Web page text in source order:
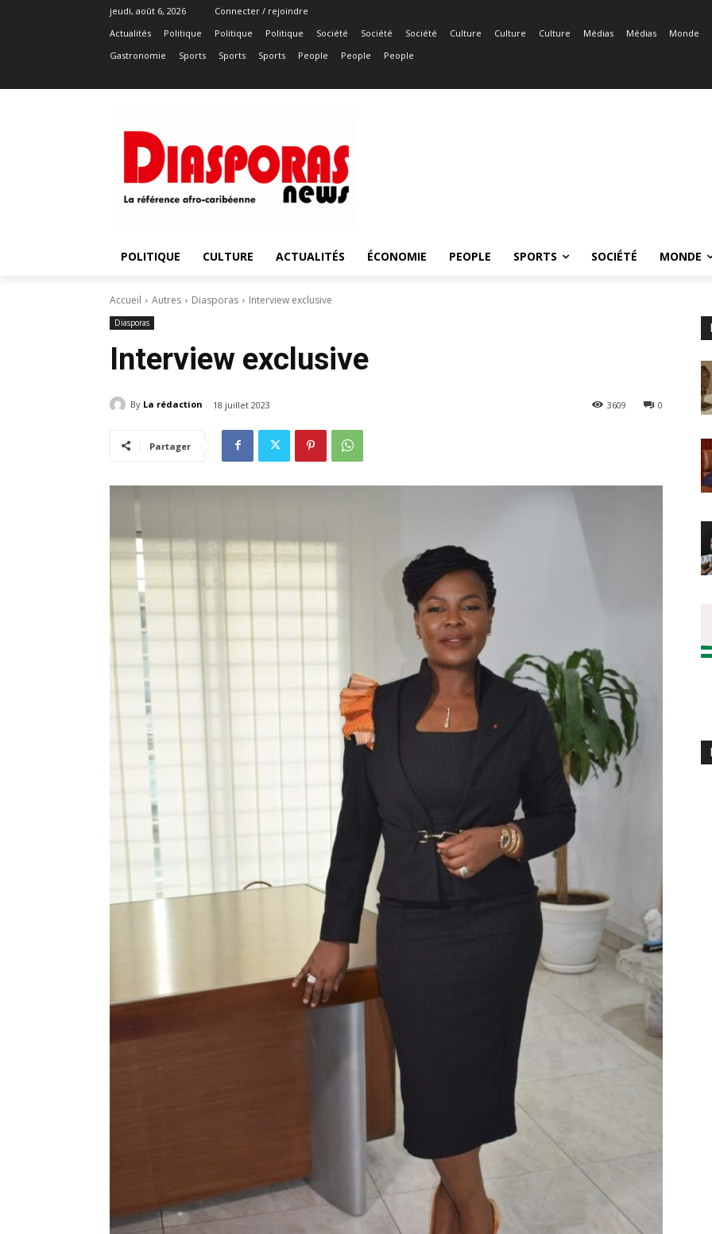
jeudi, août 6, 2026
Connecter / rejoindre
Actualités
Politique Politique Politique Société Société Société Culture Culture Culture Médias Médias Monde
Gastronomie
Sports Sports Sports People People People
POLITIQUE CULTURE ACTUALITÉS ÉCONOMIE PEOPLE SPORTS SOCIÉTÉ MONDE
Accueil Autres Diasporas Interview exclusive
Diasporas
Interview exclusive
By La rédaction 18 juillet 2023 0
3609
Partager